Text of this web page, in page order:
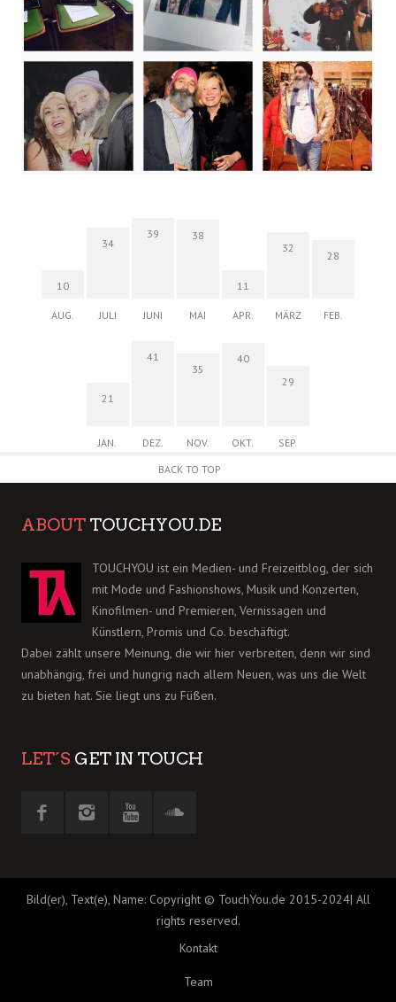
10
AUG.
34
JULI
39
JUNI
38
MAI
11
APR.
32
MÄRZ
28
FEB.
21
JAN.
41
DEZ.
35
NOV.
40
OKT.
29
SEP.
BACK TO TOP
ABOUT TOUCHYOU.DE
TOUCHYOU ist ein Medien- und Freizeitblog, der sich
mit Mode und Fashionshows, Musik und Konzerten,
Kinofilmen- und Premieren, Vernissagen und
Künstlern, Promis und Co. beschäftigt.
Dabei zählt unsere Meinung, die wir hier verbreiten, denn wir sind
unabhängig, frei und hungrig nach allem Neuen, was uns die Welt
zu bieten hat. Sie liegt uns zu Füßen.
LET´S GET IN TOUCH
Bild(er), Text(e), Name: Copyright © TouchYou.de 2015-2024| All
rights reserved.
Kontakt
Team